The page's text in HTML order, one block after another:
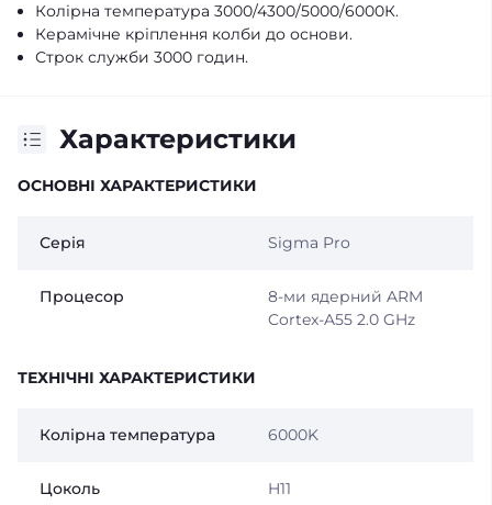
Колірна температура 3000/4300/5000/6000К.
Керамічне кріплення колби до основи.
Строк служби 3000 годин.
Характеристики
ОСНОВНІ ХАРАКТЕРИСТИКИ
Серія Sigma Pro
Процесор
8-ми ядерний ARM
Cortex-A55 2.0 GHz
ТЕХНІЧНІ ХАРАКТЕРИСТИКИ
Колірна температура 6000K
Цоколь H11